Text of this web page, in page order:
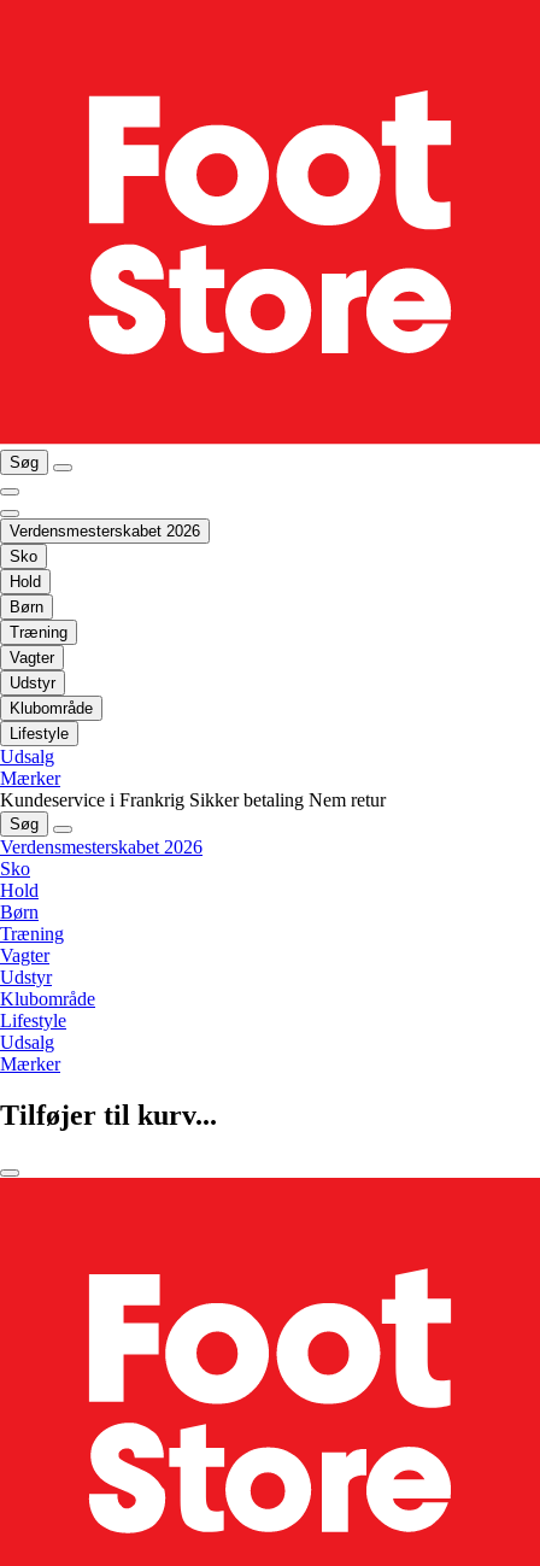
Søg
Verdensmesterskabet 2026
Sko
Hold
Børn
Træning
Vagter
Udstyr
Klubområde
Lifestyle
Udsalg
Mærker
Kundeservice i Frankrig Sikker betaling Nem retur
Søg
Verdensmesterskabet 2026
Sko
Hold
Børn
Træning
Vagter
Udstyr
Klubområde
Lifestyle
Udsalg
Mærker
Tilføjer til kurv...